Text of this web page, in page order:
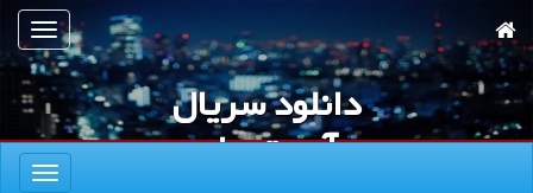
به
محتوای
اصلی
ناوبری
دانلود سریال
آمستردام